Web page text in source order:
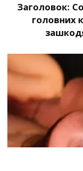
Заголовок:
головних